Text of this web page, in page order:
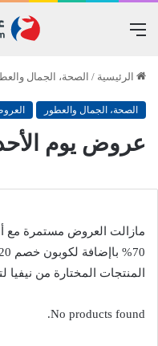
القائمة
الرئيسية / الصحة، الجمال
الصحة، الجمال والعطور
عروض يوم الأحد 22-12-
مازالت العروض مستمرة مع
المنتجات المختارة من
No products found.